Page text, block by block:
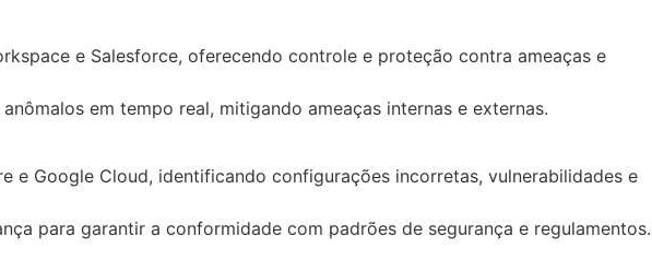
e Salesforce, oferecendo controle e proteção contra ameaças e
em tempo real, mitigando ameaças internas e externas.
e Google Cloud, identificando configurações incorretas, vulnerabilidades e
para garantir a conformidade com padrões de segurança e regulamentos.